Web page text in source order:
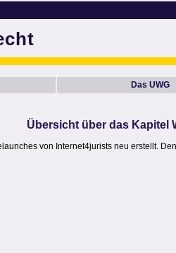
Das UWG
Übersicht über das Kapitel
von Internet4jurists neu erstellt.